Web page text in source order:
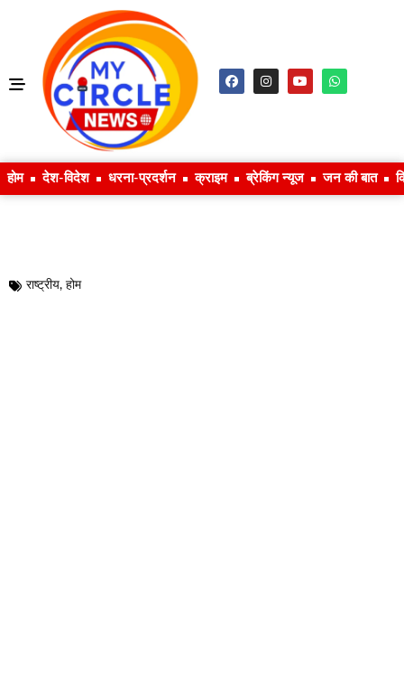
होम देश-विदेश धरना-प्रदर्शन क्राइम ब्रेकिंग न्यूज जन की बात
राष्ट्रीय, होम